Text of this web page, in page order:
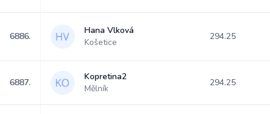
6886.
Hana Vlková
Košetice
294.25
6887.
Kopretina2
Mělník
294.25